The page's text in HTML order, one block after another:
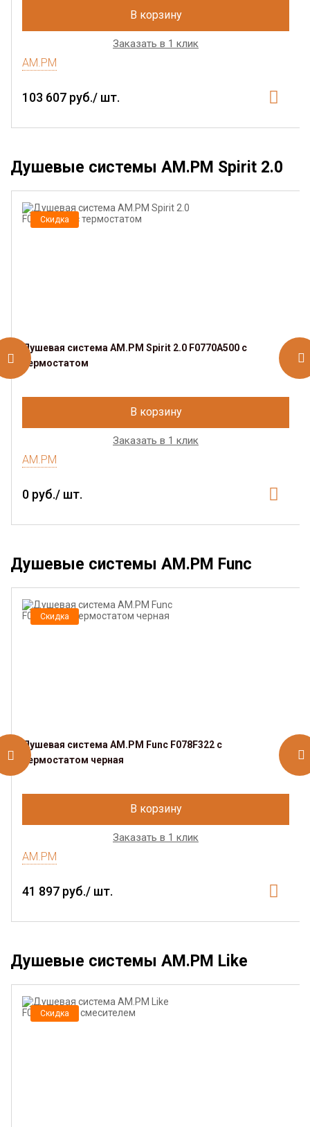
В корзину
Заказать в 1 клик
AM.PM
103 607 руб./ шт.
Душевые системы AM.PM Spirit 2.0
Скидка
Душевая система AM.PM Spirit 2.0 F0770A500 с
термостатом
В корзину
Заказать в 1 клик
AM.PM
0 руб./ шт.
Душевые системы AM.PM Func
Скидка
Душевая система AM.PM Func F078F322 c
термостатом черная
В корзину
Заказать в 1 клик
AM.PM
41 897 руб./ шт.
Душевые системы AM.PM Like
Скидка